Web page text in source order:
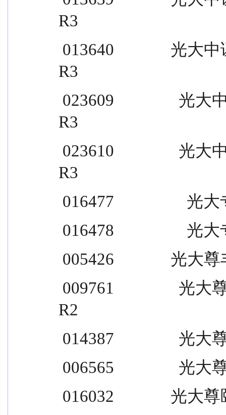
R3
R3
R3
R3
016477                  光
016478                  光
005426              光大
R2
014387                光大
006565                光大
016032              光大